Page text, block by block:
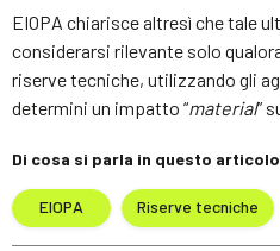
EIOPA chiarisce altresì che tale
considerarsi rilevante solo
riserve tecniche, utilizzando gli
determini un impatto “material”
Di cosa si parla in questo articolo
EIOPA Riserve tecniche